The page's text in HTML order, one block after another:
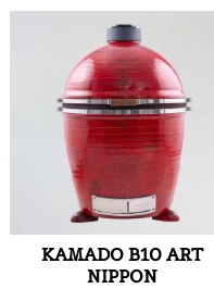
KAMADO B10 ART
NIPPON